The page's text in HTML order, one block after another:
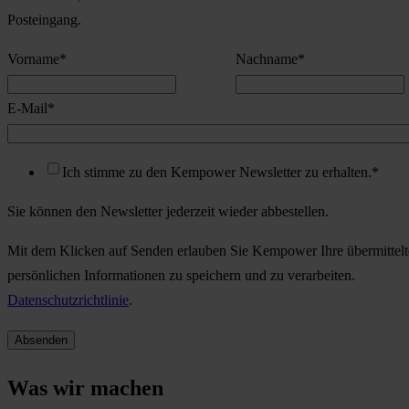
Posteingang.
Vorname* Nachname*
E-Mail*
Ich stimme zu den Kempower Newsletter zu erhalten.*
Sie können den Newsletter jederzeit wieder abbestellen.
Mit dem Klicken auf Senden erlauben Sie Kempower Ihre
persönlichen Informationen zu speichern und zu verarbeiten.
Datenschutzrichtlinie.
Was wir machen